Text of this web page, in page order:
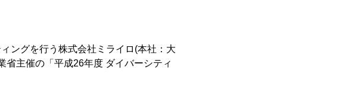
ングを行う株式会社ミライロ(本社：大
省主催の「平成26年度 ダイバーシティ